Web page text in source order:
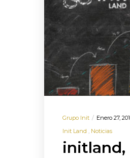
Grupo Init Enero 27,
Init Land
Noticias